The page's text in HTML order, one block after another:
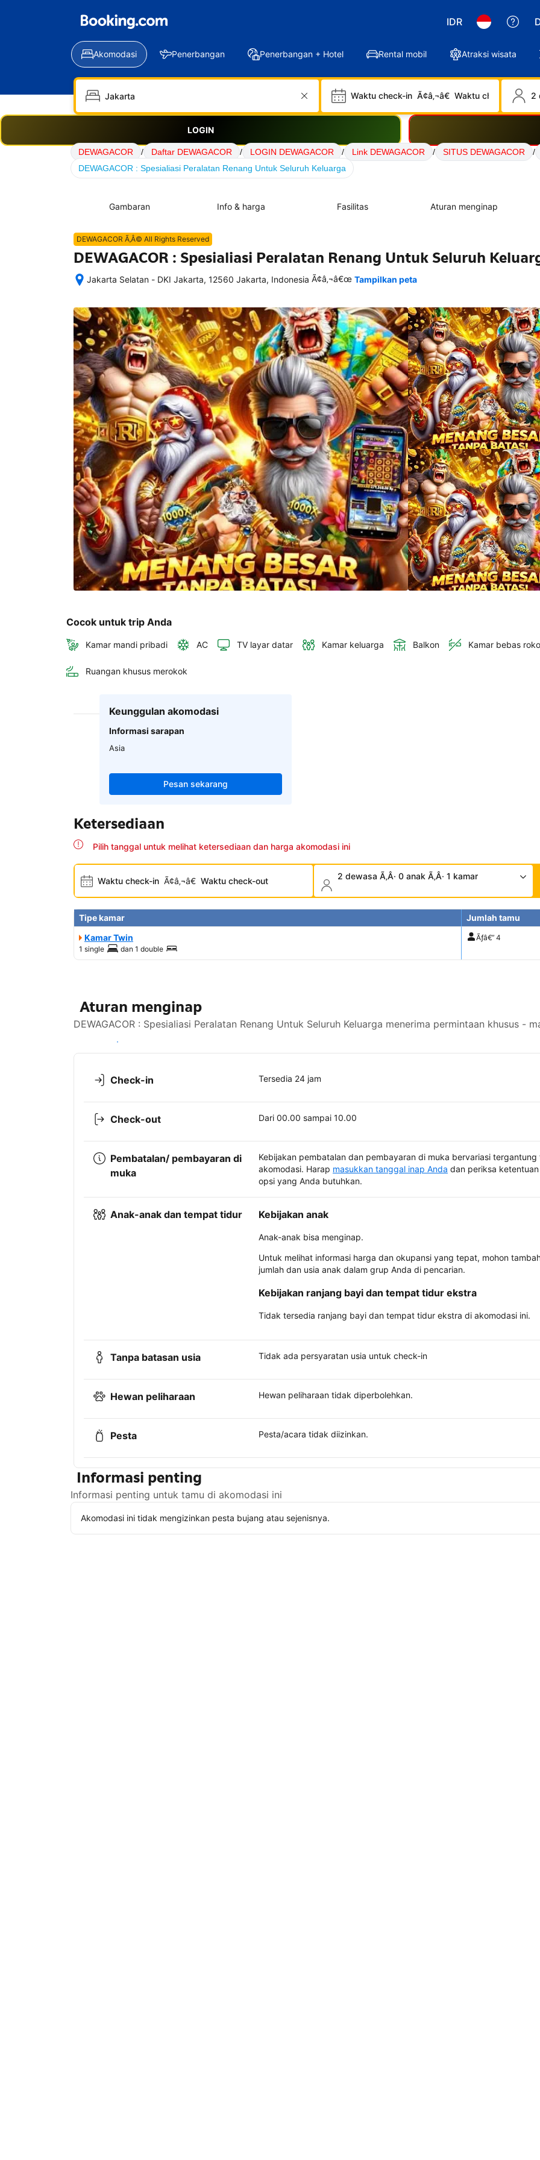
IDR
Akomodasi Penerbangan Penerbangan + Hotel Rental mobil Atraksi wisata
Waktu check-in Ã¢â‚¬â€ Waktu check-out 2
LOGIN
DEWAGACOR / Daftar DEWAGACOR / LOGIN DEWAGACOR / Link DEWAGACOR / SITUS DEWAGACOR /
DEWAGACOR : Spesialiasi Peralatan Renang Untuk Seluruh Keluarga
Gambaran Info & harga Fasilitas Aturan menginap
DEWAGACOR Ã‚Â© All Rights Reserved
DEWAGACOR : Spesialiasi Peralatan Renang Untuk Seluruh
Jakarta Selatan - DKI Jakarta, 12560 Jakarta, Indonesia
semua
rincian
akomodasi
termasuk
nomor
telepon
dan
alamat
akan
disertakan
dalam
konfirmasi
pemesanan
dan
akun
Anda.
Ã¢â‚¬â€œ Tampilkan peta
Cocok untuk trip Anda
Kamar mandi pribadi AC TV layar datar Kamar keluarga Balkon Kamar bebas
Ruangan khusus merokok
Keunggulan akomodasi
Informasi sarapan
Asia
Pesan sekarang
Ketersediaan
Pilih tanggal untuk melihat ketersediaan dan harga akomodasi ini
Waktu check-in Ã¢â‚¬â€ Waktu check-out 2 dewasa Ã‚Â· 0 anak Ã‚Â· 1 kamar
Tipe kamar
Jumlah tamu
Kamar Twin
1 single dan 1 double
Ãƒâ€” 4
Aturan menginap
DEWAGACOR : Spesialiasi Peralatan Renang Untuk Seluruh Keluarga menerima permintaan khusus -
Lihat ketersediaan
Check-in Tersedia 24 jam
Check-out Dari 00.00 sampai 10.00
Pembatalan/ pembayaran di
muka
Kebijakan pembatalan dan pembayaran di muka bervariasi tergantung
akomodasi. Harap masukkan tanggal inap Anda dan periksa
opsi yang Anda butuhkan.
Anak-anak dan tempat tidur Kebijakan anak
Anak-anak bisa menginap.
Untuk melihat informasi harga dan okupansi yang tepat, mohon
jumlah dan usia anak dalam grup Anda di pencarian.
Kebijakan ranjang bayi dan tempat tidur ekstra
Tidak tersedia ranjang bayi dan tempat tidur ekstra di akomodasi ini.
Tanpa batasan usia Tidak ada persyaratan usia untuk check-in
Hewan peliharaan Hewan peliharaan tidak diperbolehkan.
Pesta Pesta/acara tidak diizinkan.
Informasi penting
Informasi penting untuk tamu di akomodasi ini
Akomodasi ini tidak mengizinkan pesta bujang atau sejenisnya.